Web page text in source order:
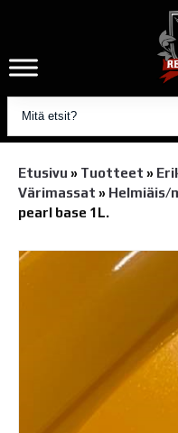
Etusivu » Tuotteet »
Värimassat » Helmiäis/
pearl base 1L.